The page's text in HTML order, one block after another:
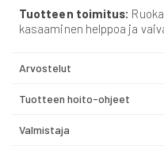
Tuotteen toimitus:
kasaaminen helppoa ja
Arvostelut
Tuotteen hoito-ohjeet
Valmistaja